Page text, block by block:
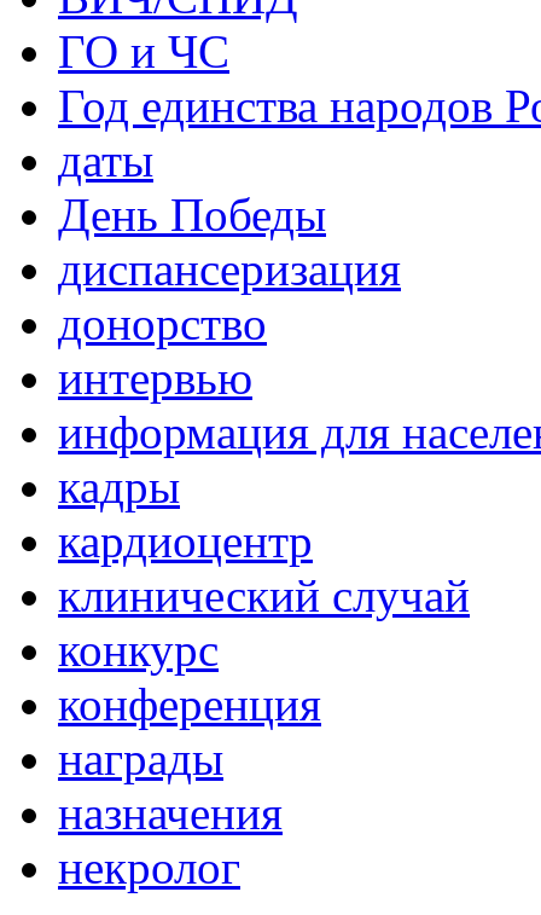
ГО и ЧС
Год единства народов
даты
День Победы
диспансеризация
донорство
интервью
информация для
кадры
кардиоцентр
клинический случай
конкурс
конференция
награды
назначения
некролог